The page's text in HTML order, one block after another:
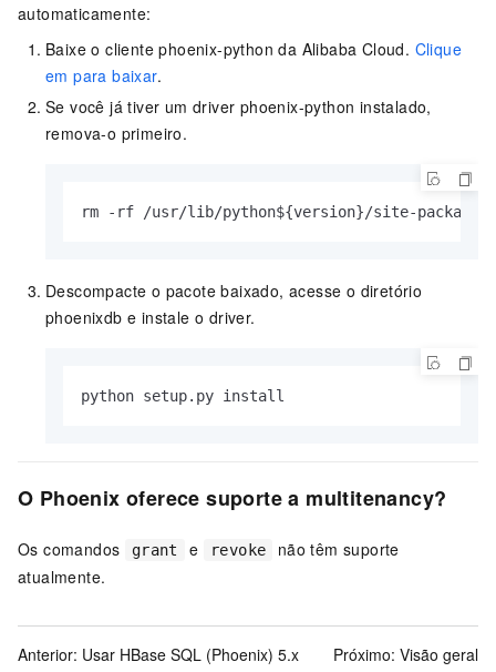
automaticamente:
Baixe o cliente phoenix-python da Alibaba Cloud. Clique
em para baixar.
Se você já tiver um driver phoenix-python instalado,
remova-o primeiro.
rm -rf /usr/lib/python${version}/site-packages/
Descompacte o pacote baixado, acesse o diretório
phoenixdb e instale o driver.
python setup.py install
O Phoenix oferece suporte a multitenancy?
Os comandos grant e revoke
não têm suporte
atualmente.
Anterior: Usar HBase SQL (Phoenix) 5.x Próximo: Visão geral